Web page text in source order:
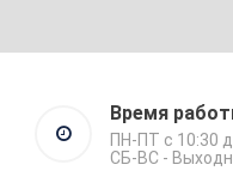
Время
ПН-ПТ с 10:30
СБ-ВС -